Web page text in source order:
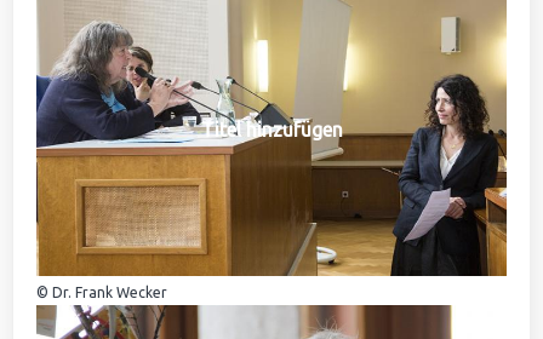
Titel hinzufügen
© Dr. Frank Wecker